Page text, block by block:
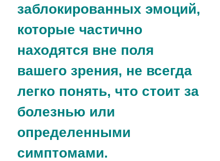
заблокированных эмоций,
которые частично
находятся вне поля
вашего зрения, не всегда
легко понять, что стоит за
болезнью или
определенными
симптомами.